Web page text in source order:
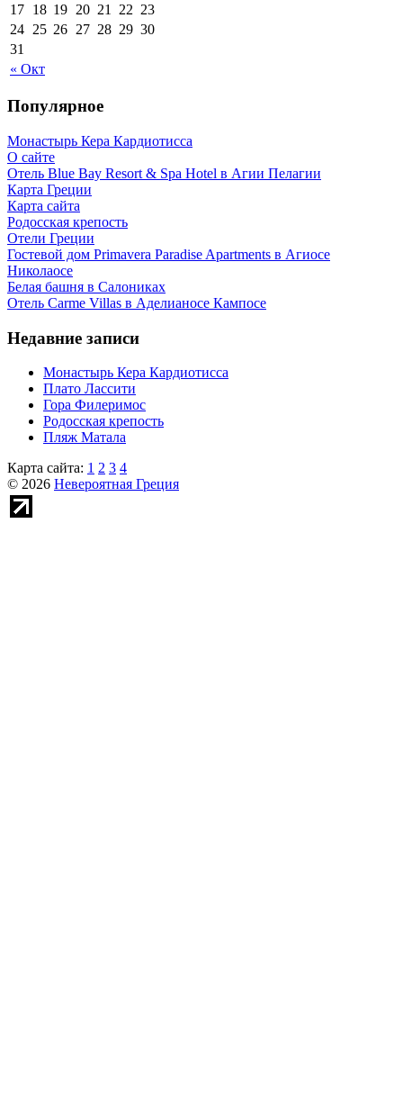
« Окт
17 18 19 20 21 22 23
24 25 26 27 28 29 30
31
Популярное
Монастырь Кера Кардиотисса
О сайте
Отель Blue Bay Resort & Spa Hotel в Агии Пелагии
Карта Греции
Карта сайта
Родосская крепость
Отели Греции
Гостевой дом Primavera Paradise Apartments в Агиосе
Николаосе
Белая башня в Салониках
Отель Carme Villas в Аделианосе Кампосе
Недавние записи
Монастырь Кера Кардиотисса
Плато Лассити
Гора Филеримос
Родосская крепость
Пляж Матала
Карта сайта: 1 2 3 4
© 2026 Невероятная Греция